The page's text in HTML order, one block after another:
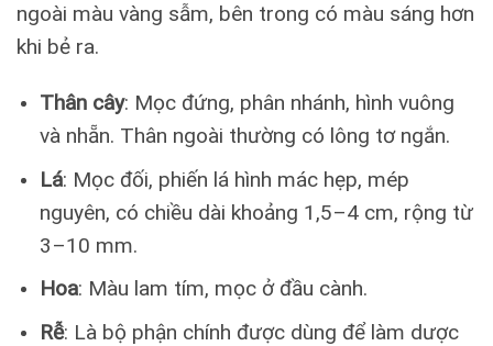
ngoài màu vàng sẫm, bên trong có màu sáng hơn
khi bẻ ra.
Thân cây: Mọc đứng, phân nhánh, hình vuông
và nhẵn. Thân ngoài thường có lông tơ ngắn.
Lá: Mọc đối, phiến lá hình mác hẹp, mép
nguyên, có chiều dài khoảng 1,5–4 cm, rộng từ
3–10 mm.
Hoa: Màu lam tím, mọc ở đầu cành.
Rễ: Là bộ phận chính được dùng để làm dược